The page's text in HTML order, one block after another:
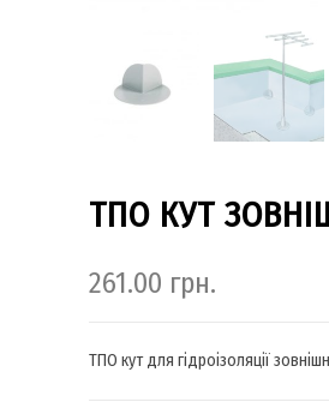
ТПО КУТ
261.00 грн.
ТПО кут для гідроізоляції